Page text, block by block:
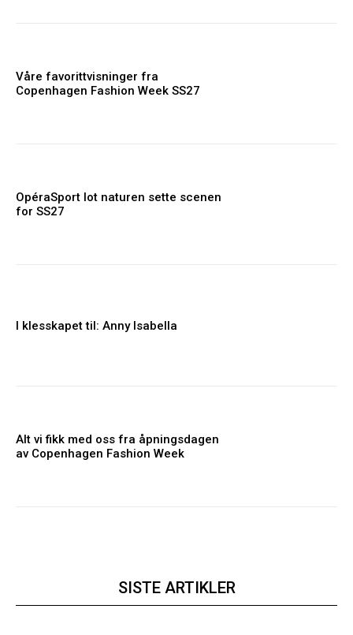
Våre favorittvisninger fra
Copenhagen Fashion Week SS27
OpéraSport lot naturen sette scenen
for SS27
I klesskapet til: Anny Isabella
Alt vi fikk med oss fra åpningsdagen
av Copenhagen Fashion Week
SISTE ARTIKLER